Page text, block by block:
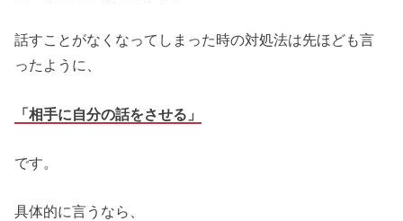
話すことがなくなってしまった時の対処法は先ほども言
ったように、
「相手に自分の話をさせる」
です。
具体的に言うなら、